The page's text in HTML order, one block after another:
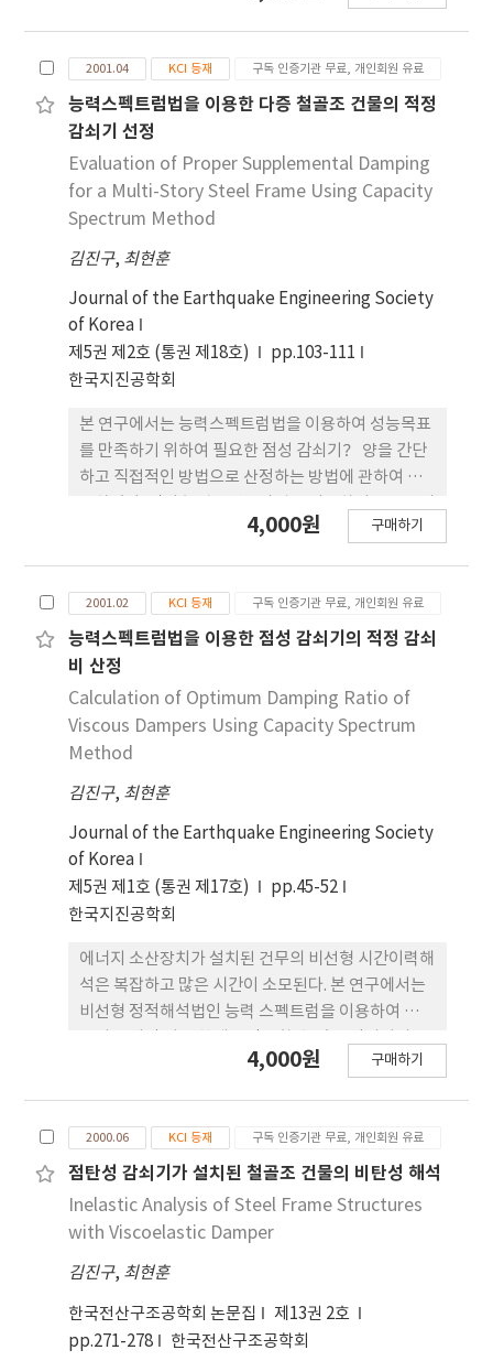
한 유효 감쇠비를 구한 후 이를 이용하여 가새형 소성
감쇠기의 크기를 구하였다. 각 설계변수의 영향을 파
악하기 위하여 단자유도계에서 구조물의 주기, 요구
되는 탄성강도에 대한 항복강도의 비, 항목 후 강성
비, 가새형 소성 감쇠기의 항복응력 등을 변수로 하여
해석을 수행하였다. 본 연구를 통해 제안된 방법을 5
층과 10층 건물에 적용하여 검증하였다. 시간이력해
석 결과, 제안된 방법에 따라 설계된 가새형 소성 감쇠
기를 설치한 예제 구조물의 최대응답은 주어진 목표
변위와 잘 일치하였다.
2001.04 KCI 등재 구독 인증기관 무료, 개인회원 유료
능력스펙트럼법을 이용한 다증 철골조 건물의 적정
감쇠기 선정
Evaluation of Proper Supplemental Damping
for a Multi-Story Steel Frame Using Capacity
Spectrum Method
김진구, 최현훈
Journal of the Earthquake Engineering Society
of Korea
제5권 제2호 (통권 제18호)
pp.103-111
한국지진공학회
본 연구에서는 능력스펙트럼법을 이용하여 성능목표
를 만족하기 위하여 필요한 점성 감쇠기？ 양을 간단
하고 직접적인 방법으로 산정하는 방법에 관하여 연
비탄성 응답을 구하고 구조물의응답과 목표변위의 차
의 양을 선정하였다. 본 연구에서 제안한 방법의 타당
성을 검증하기 위해 10층의 철골조 건물에 세 가지 유
형의 층지진하중을 가하고 제안된 절차에 따라 필요
한 감쇠기의 양을 구하였다. 해석결과에 따르면 제안
된 방법에 의하여 설계된 점성 감쇠기를 해석 모델에
설치하고 시간이력 해석을 수행한 결과 최대응답은
4,000원 구매하기
2001.02 KCI 등재 구독 인증기관 무료, 개인회원 유료
능력스펙트럼법을 이용한 점성 감쇠기의 적정 감쇠
비 산정
Calculation of Optimum Damping Ratio of
Viscous Dampers Using Capacity Spectrum
Method
김진구, 최현훈
Journal of the Earthquake Engineering Society
of Korea
제5권 제1호 (통권 제17호)
pp.45-52
한국지진공학회
에너지 소산장치가 설치된 건무의 비선형 시간이력해
석은 복잡하고 많은 시간이 소모된다. 본 연구에서는
비선형 정적해석법인 능력 스펙트럼을 이용하여 구조
을 산정하는 방법에 관하여 연구하였다. 먼저 능력스
감쇠비를 구하고 이러한 유효 감쇠비를 이용하여 필
용한 점성 감쇠기의 양을 구하였다. 본 연구에서는 단
자 유도계에서 건물의 주기, 요구되는 탄성강도에 대
한 항복강도의 비, 항복 후 강성비 등을 변수로 하여
감쇠기를 설치한 예제 구조물의 시간이력 해석에 의
한 최대 응답은 설계의 초기단계에서 사용한 목표변
위와 잘 일치하였다.
4,000원 구매하기
2000.06 KCI 등재 구독 인증기관 무료, 개인회원 유료
점탄성 감쇠기가 설치된 철골조 건물의 비탄성 해석
Inelastic Analysis of Steel Frame Structures
with Viscoelastic Damper
김진구, 최현훈
한국전산구조공학회 논문집
제13권 2호
pp.271-278
한국전산구조공학회